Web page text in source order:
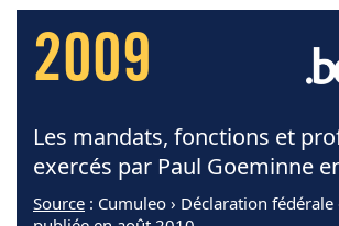
2009
Les mandats, fonctions et
exercés par Paul Goeminne
Source : Cumuleo › Déclaration